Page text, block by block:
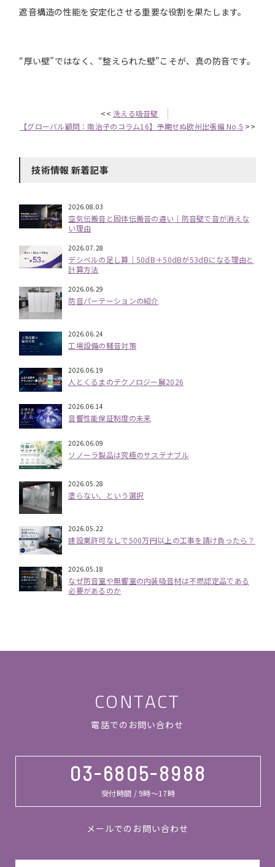
遮音構造の性能を安定化させる重要な役割を果たします。
“厚い壁”ではなく、“整えられた壁”こそが、真の防音です。
<< 洗える吸音壁
【グローバル顧問：南治子のコラム16】予期せぬ欧州出張編 No.5 >>
技術情報 新着記事
2026.08.03
空気伝搬音と固体伝搬音の違い｜防音壁で音が消えな
い理由
2026.07.28
デシベルの足し算｜50dB＋50dBが53dBになる理由と
計算方法
2026.06.29
防音パーテーションの紹介
2026.06.24
工場設備の騒音対策
2026.06.19
人とくるまのテクノロジー展2026
2026.06.14
音響性能保証制度の未来
2026.06.09
ソノーラ製品は究極のサステナブル
2026.05.28
塗らない、という選択
2026.05.22
建設業許可なしで500万円以上の工事を請け負ったら？
2026.05.18
なぜ防音室や無響室の内装吸音材は不燃認定品である
必要があるのか
CONTACT
電話でのお問い合わせ
03-6805-8988
受付時間 / 9時～17時
メールでのお問い合わせ